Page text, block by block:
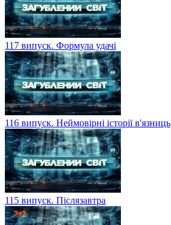
117 випуск. Формула удачі
116 випуск. Неймовірні історії в'язниць
115 випуск. Післязавтра